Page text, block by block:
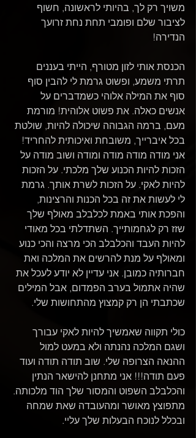
משויך רק לך, בהיותי לראשונה, חשוף
לציבור שלם ופומבי תחת נחת זרועך
הנדירה!
הכנסת אותי לזון מטורף, הייתי בעננים
תרתי משמע, ופשוט גרמת לי להבין סוף
סוף את המילה אלוהי כשמדברים על
אנשים כאלה. את פשוט אלוהית! מורמת
מעם, ברמה הגבוהה שיכולה להיות, שולטת
בכל איברייך, משובחת ואיכותית להחריד!
אני מודה מודה מודה ומודה ושוב מודה על
הזכות להיות הכנוע שלך מלכתי. על הזכות
להיות לאקי. על הזכות לשרת אותך. גרמת
לי לעשות את זה בכל הכנות והרצינות,
והפכת אותי באמת לכלבלב מאולף שלך
שזז רק לגחמותייך. השתדלתי בכל מאודי
להיות העבד והכלבלב הכי מרצה והכי כנוע
ומאולף על מנת להרשים את המלכה ואת
חברותיה כמובן. אני עדיין לא יודע לעכל את
שהיה אתמול בערב הפמדום, אבל המילים
שכתבתי הן רק קמצוץ מהתחושות שלי.
כולי תקווה שאמשיך להיות לאקי עבורך
ושגם המלכה נהנתה ולא במעט למול
ההנאה הצרופה שלי. שוב תודה תודה ועוד
פעם תודה!!! אני מתחנן להישאר הנתין
והכלבלב השפוט והמסור שלך הוד מלכותה.
מתפוצץ מאושר ומהעובדה שאת שמחה
ובכלל לנוכח הבעלות שלך עליי.